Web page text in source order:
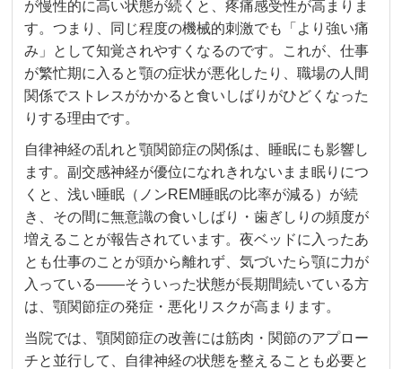
が慢性的に高い状態が続くと、疼痛感受性が高まりま
す。つまり、同じ程度の機械的刺激でも「より強い痛
み」として知覚されやすくなるのです。これが、仕事
が繁忙期に入ると顎の症状が悪化したり、職場の人間
関係でストレスがかかると食いしばりがひどくなった
りする理由です。
自律神経の乱れと顎関節症の関係は、睡眠にも影響し
ます。副交感神経が優位になれきれないまま眠りにつ
くと、浅い睡眠（ノンREM睡眠の比率が減る）が続
き、その間に無意識の食いしばり・歯ぎしりの頻度が
増えることが報告されています。夜ベッドに入ったあ
とも仕事のことが頭から離れず、気づいたら顎に力が
入っている——そういった状態が長期間続いている方
は、顎関節症の発症・悪化リスクが高まります。
当院では、顎関節症の改善には筋肉・関節のアプロー
チと並行して、自律神経の状態を整えることも必要と